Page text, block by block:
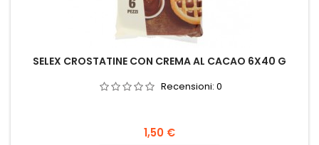
SELEX CROSTATINE CON CREMA AL CACAO 6X40 G
Recensioni: 0
Prezzo
1,50 €